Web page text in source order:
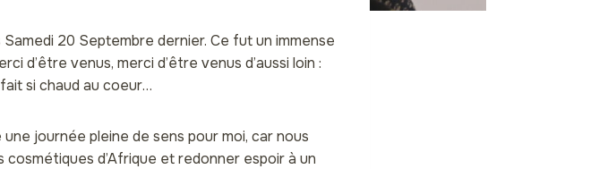
20 Septembre dernier. Ce fut un immense
d’être venus, merci d’être venus d’aussi loin :
si chaud au coeur…
journée pleine de sens pour moi, car nous
d’Afrique et redonner espoir à un